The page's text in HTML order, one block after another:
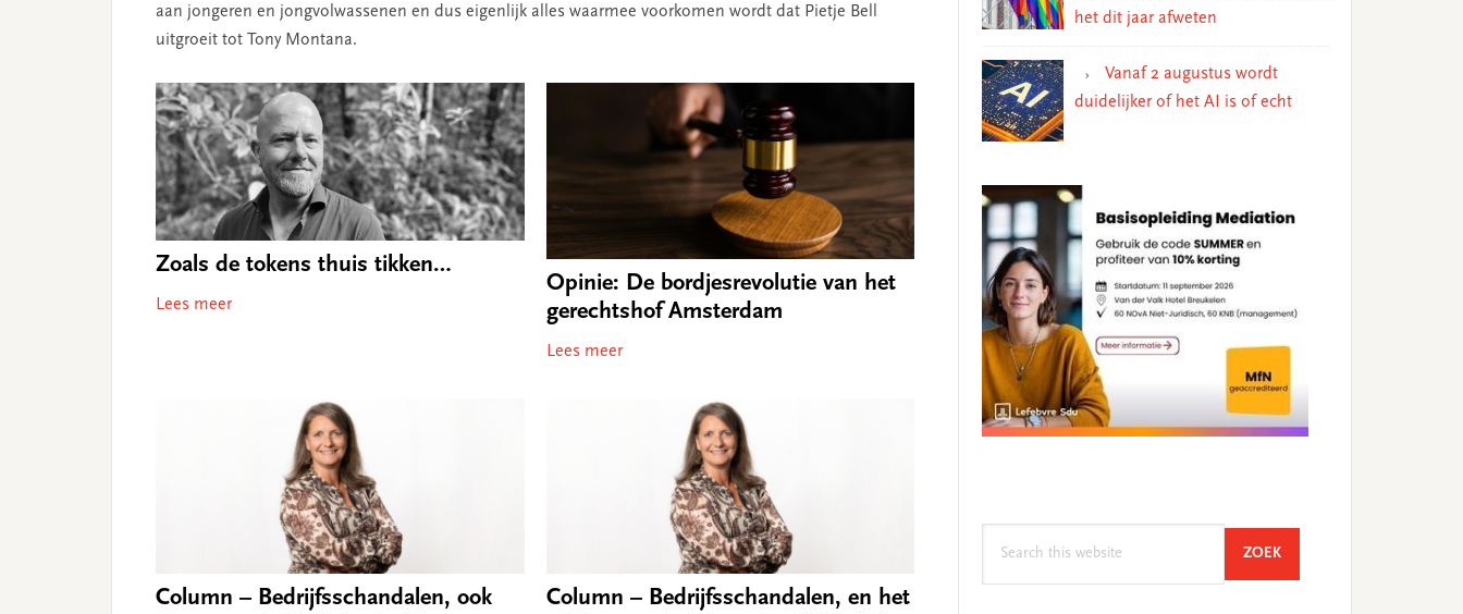
aan jongeren en jongvolwassenen en dus eigenl­ijk alles waarmee voorkomen wordt dat Pietje Bell
uitgroeit tot Tony Montana.
Zoals de tokens thuis tikken…
Lees meer
Opinie: De bordjesrevolutie van het
gerechtshof Amsterdam
Lees meer
Column – Bedrijfsschandalen, ook
Column – Bedrijfsschandalen, en het
het dit jaar afweten
Vanaf 2 augustus wordt
duidelijker of het AI is of echt
ZOEKSEARCH